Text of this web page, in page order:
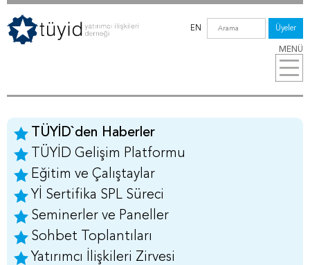
MENÜ
EN Üyeler
TÜYİD`den Haberler
TÜYİD Gelişim Platformu
Eğitim ve Çalıştaylar
Yİ Sertifika SPL Süreci
Seminerler ve Paneller
Sohbet Toplantıları
Yatırımcı İlişkileri Zirvesi